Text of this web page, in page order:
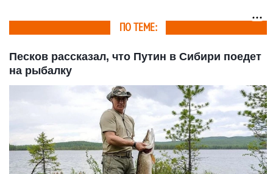
ПО ТЕМЕ:
Песков рассказал, что Путин в Сибири поедет
на рыбалку